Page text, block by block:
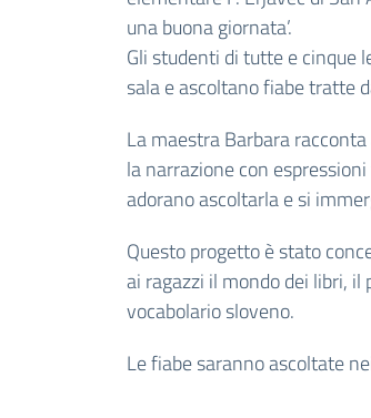
una buona giornata’.
Gli studenti di tutte e cinque
sala e ascoltano fiabe tratte
La maestra Barbara
la narrazione con
adorano ascoltarla e si
Questo progetto è stato
ai ragazzi il mondo dei libri,
vocabolario sloveno.
Le fiabe saranno ascoltate